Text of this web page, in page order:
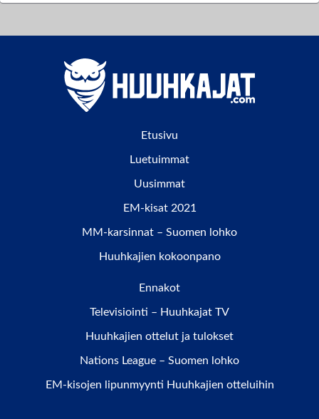
Etusivu
Luetuimmat
Uusimmat
EM-kisat 2021
MM-karsinnat – Suomen lohko
Huuhkajien kokoonpano
Ennakot
Televisiointi – Huuhkajat TV
Huuhkajien ottelut ja tulokset
Nations League – Suomen lohko
EM-kisojen lipunmyynti Huuhkajien otteluihin